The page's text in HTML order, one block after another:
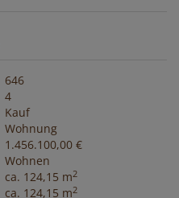
646
4
Kauf
Wohnung
1.456.100,00 €
Wohnen
ca. 124,15 m2
ca. 124,15 m2